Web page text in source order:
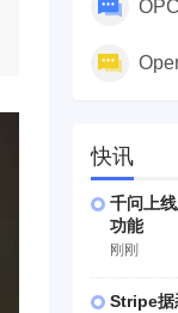
快讯
千问上
功能
刚刚
Stripe据